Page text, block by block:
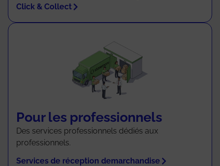
Click & Collect
Pour les professionnels
Des services professionnels dédiés aux
professionnels.
Services de réception demarchandise